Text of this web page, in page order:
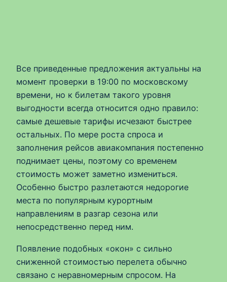
Все приведенные предложения актуальны на
момент проверки в 19:00 по московскому
времени, но к билетам такого уровня
выгодности всегда относится одно правило:
самые дешевые тарифы исчезают быстрее
остальных. По мере роста спроса и
заполнения рейсов авиакомпания постепенно
поднимает цены, поэтому со временем
стоимость может заметно измениться.
Особенно быстро разлетаются недорогие
места по популярным курортным
направлениям в разгар сезона или
непосредственно перед ним.
Появление подобных «окон» с сильно
сниженной стоимостью перелета обычно
связано с неравномерным спросом. На